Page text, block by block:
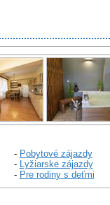
- Pobytové zájazdy
- Lyžiarske zájazdy
- Pre rodiny s deťmi